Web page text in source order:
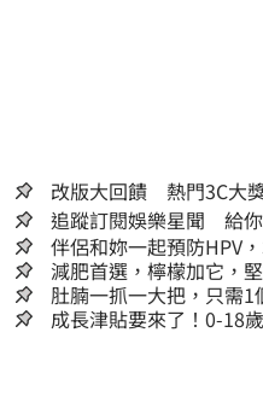
改版大回饋 熱門3C大
追蹤訂閱娛樂星聞 給
伴侶和妳一起預防HPV
減肥首選，檸檬加它，
人生
肚腩一抓一大把，只需
成長津貼要來了！0-18